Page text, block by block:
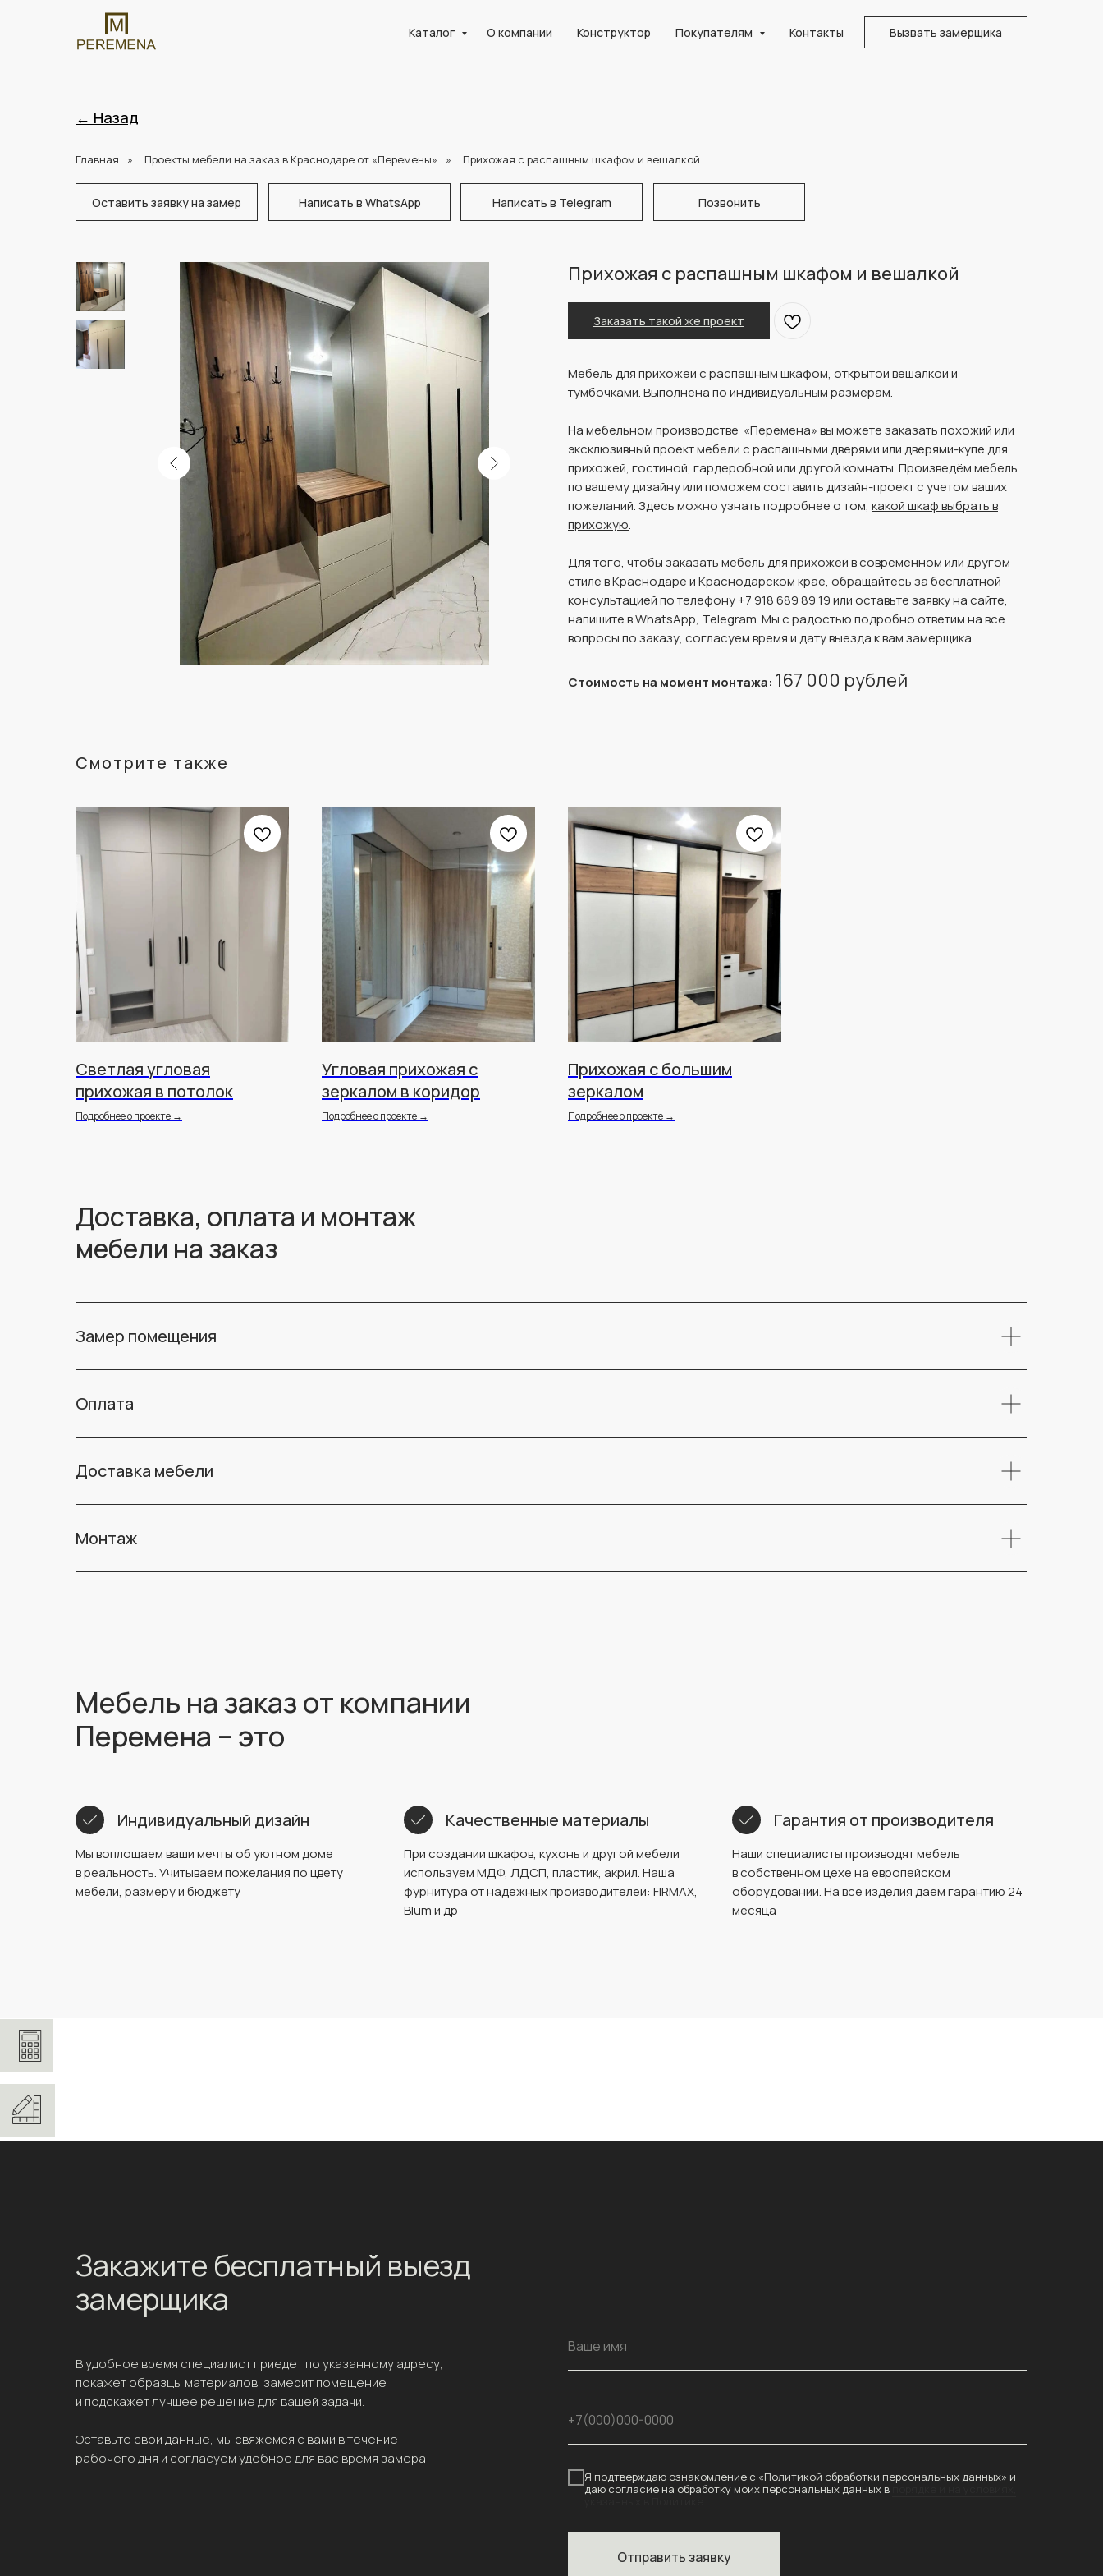
Каталог О компании Конструктор Покупателям Контакты Вызвать замерщика
← Назад
Главная » Проекты мебели на заказ в Краснодаре от «Перемены» » Прихожая с распашным шкафом и вешалкой
Оставить заявку на замер Написать в WhatsApp Написать в Telegram Позвонить
Прихожая с распашным шкафом и вешалкой
Заказать такой же проект
Мебель для прихожей с распашным шкафом, открытой вешалкой и
тумбочками. Выполнена по индивидуальным размерам.
На мебельном производстве «Перемена» вы можете заказать похожий или
эксклюзивный проект мебели с распашными дверями или дверями-купе для
прихожей, гостиной, гардеробной или другой комнаты. Произведём мебель
по вашему дизайну или поможем составить дизайн-проект с учетом ваших
пожеланий. Здесь можно узнать подробнее о том, какой шкаф выбрать в
прихожую.
Для того, чтобы заказать мебель для прихожей в современном или другом
стиле в Краснодаре и Краснодарском крае, обращайтесь за бесплатной
консультацией по телефону+7 918 689 89 19илиоставьте заявку на сайте,
напишите вWhatsApp, Telegram. Мы с радостью подробно ответим на все
вопросы по заказу, согласуем время и дату выезда к вам замерщика.
Стоимость на момент монтажа: 167 000 рублей
Смотрите также
Светлая угловая
прихожая в потолок
Подробнее о проекте →
Угловая прихожая с
зеркалом в коридор
Подробнее о проекте →
Прихожая с большим
зеркалом
Подробнее о проекте →
Доставка, оплата и монтаж
мебели на заказ
Замер помещения
Оплата
Доставка мебели
Монтаж
Мебель на заказ от компании
Перемена – это
Индивидуальный дизайн
Мы воплощаем ваши мечты об уютном доме
в реальность. Учитываем пожелания по цвету
мебели, размеру и бюджету
Качественные материалы
При создании шкафов, кухонь и другой мебели
используем МДФ, ЛДСП, пластик, акрил. Наша
фурнитура от надежных производителей: FIRMAX,
Blum и др
Гарантия от производителя
Наши специалисты производят мебель
в собственном цехе на европейском
оборудовании. На все изделия даём гарантию 24
месяца
Закажите бесплатный выезд
замерщика
В удобное время специалист приедет по указанному адресу,
покажет образцы материалов, замерит помещение
и подскажет лучшее решение для вашей задачи.
Оставьте свои данные, мы свяжемся с вами в течение
рабочего дня и согласуем удобное для вас время замера
Ваше имя
+7(000)000-0000
Я подтверждаю ознакомление с «Политикой обработки персональных данных» и
даю согласие на обработку моих персональных данных в
Отправить заявку